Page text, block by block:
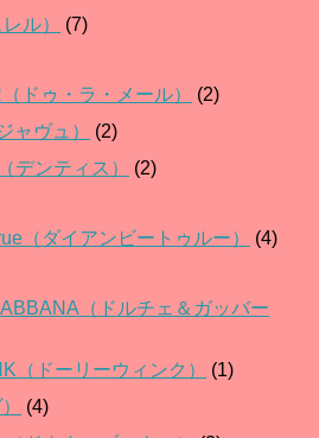
ル）
(7)
ドゥ・ラ・メール）
(2)
ャヴュ）
(2)
デンティス）
(2)
（ダイアンビートゥルー）
(4)
（ドルチェ＆ガッバー
（ドーリーウィンク）
(1)
(4)